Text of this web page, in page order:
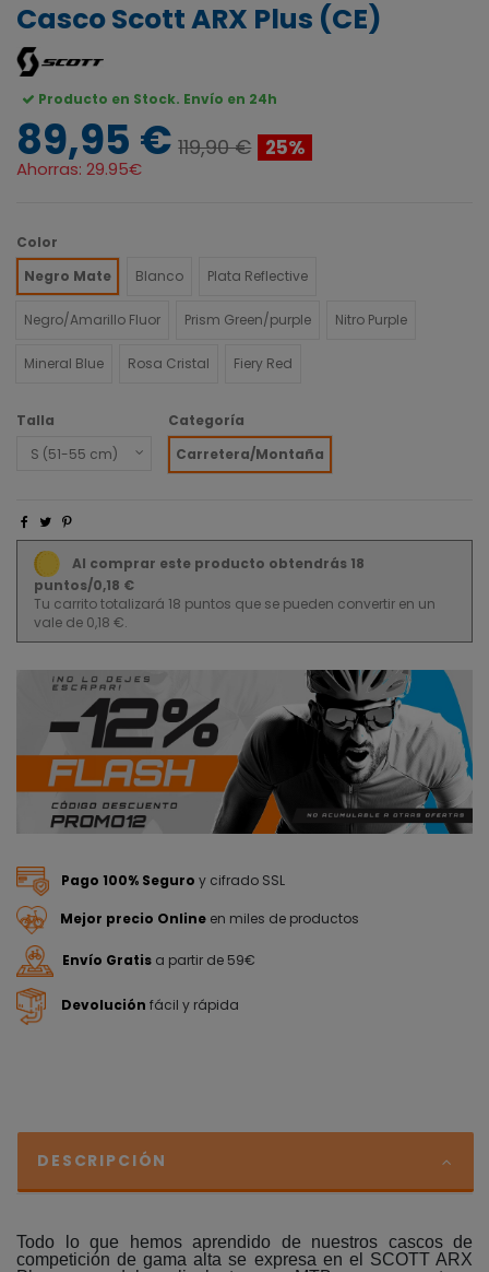
Casco Scott ARX Plus (CE)
Producto en Stock. Envío en 24h
89,95 € 119,90 € 25%
Ahorras: 29.95€
Color
Negro Mate
Blanco Plata Reflective
Negro/Amarillo Fluor Prism Green/purple Nitro Purple
Mineral Blue Rosa Cristal Fiery Red
Talla
Categoría
Carretera/Montaña
Al comprar este producto obtendrás 18
puntos/0,18 €
Tu carrito totalizará 18 puntos que se pueden convertir en un
vale de 0,18 €.
Pago 100% Seguro y cifrado SSL
Mejor precio Online en miles de productos
Envío Gratis a partir de 59€
Devolución fácil y rápida
DESCRIPCIÓN
Todo lo que hemos aprendido de nuestros cascos de
competición de gama alta se expresa en el SCOTT ARX